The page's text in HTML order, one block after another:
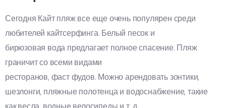
Сегодня Кайт пляж все еще очень популярен среди
любителей кайтсерфинга. Белый песок и
бирюзовая вода предлагает полное спасение. Пляж
граничит со всеми видами
ресторанов, фаст фудов. Можно арендовать зонтики,
шезлонги, пляжные полотенца и водоснабжение, такие